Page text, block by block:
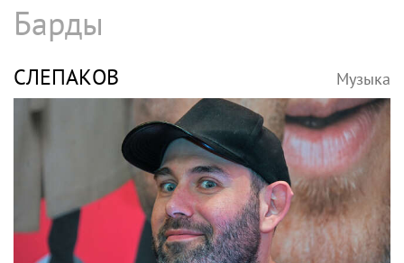
Барды
СЛЕПАКОВ Музыка